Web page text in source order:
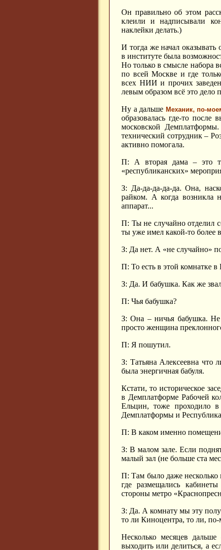
Он правильно об этом
клеили и надписывали
наклейки делать.)
И тогда же начал
в институте была
Но только в смысле набора
по всей Москве и где
всех НИИ и прочих
левым образом всё это дело
Ну а дальше Механик, по-
образовалась где-то после
московской
технический сотрудник –
активно помогала.
П: А вторая дама – это
«республиканских»
З: Да-да-да-да-да. Она,
райком. А когда возникла
аппарат...
П: Ты не случайно отделил
ты уже имел какой-то более
З: Да нет. А «не случайно»
П: То есть в этой комнатке в
З: Да. И бабушка. Как же
П: Чья бабушка?
З: Она – ничья бабушка.
просто женщина
П: Я пошутил.
З: Татьяна Алексеевна что
была энергичная бабуля.
Кстати, то историческое
в Демплатформе Рабочей
Ельцин, тоже проходило
Демплатформы и
П: В каком именно
З: В малом зале. Если
малый зал (не больше ста
П: Там было даже несколько
где размещались
стороны метро
З: Да. А комнату мы эту
то ли Киноцентра, то ли,
Несколько месяцев
выходить или делиться, а